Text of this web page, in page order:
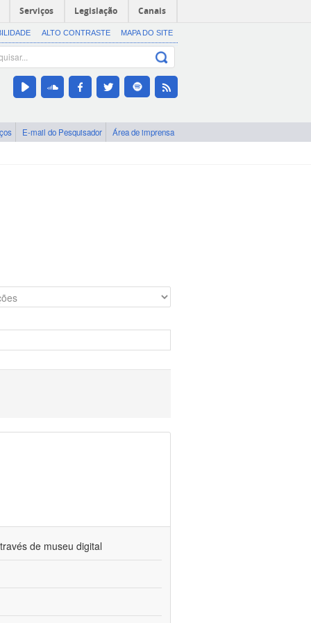
Serviços Legislação Canais
ALTO CONTRASTE MAPA DO SITE
E-mail do Pesquisador Área de imprensa
de museu digital